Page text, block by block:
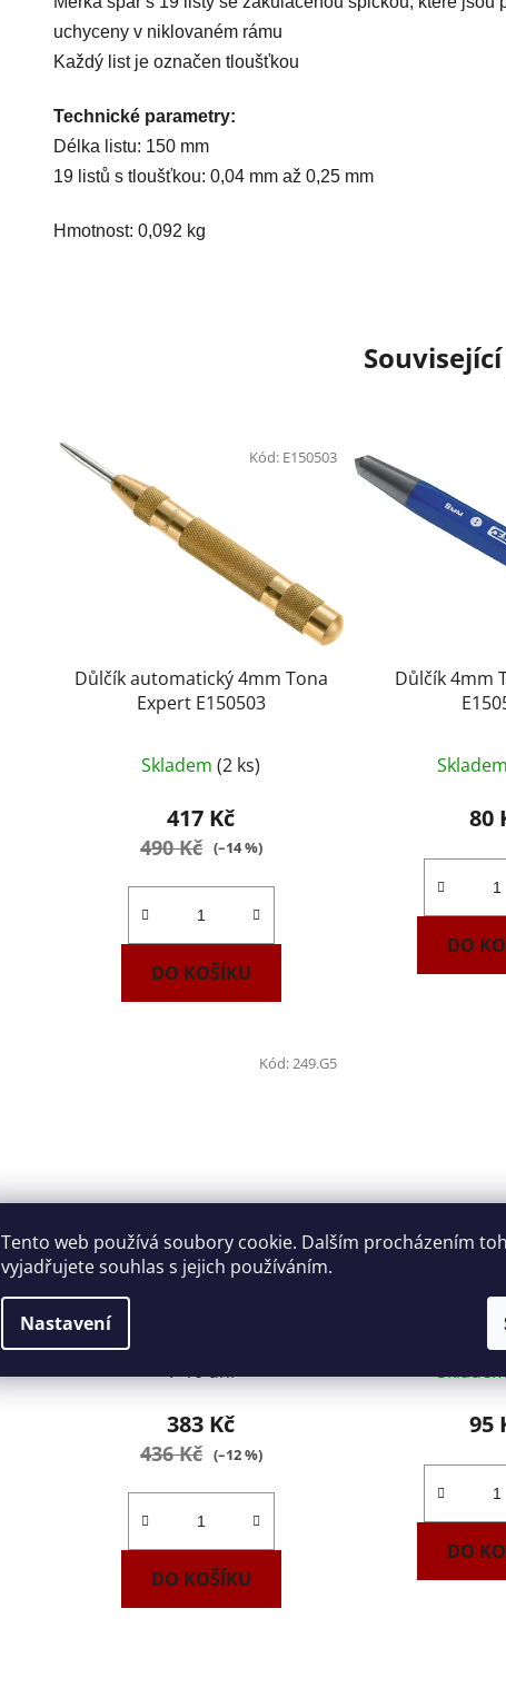
Tento web používá soubory cookie. Dalším procházením
vyjadřujete souhlas s jejich používáním.
Nastavení
uchyceny v niklovaném rámu
Každý list je označen tloušťkou
Technické parametry:
Délka listu: 150 mm
19 listů s tloušťkou: 0,04 mm až 0,25 mm
Hmotnost: 0,092 kg
Důlčík automatický 4mm Tona
Expert E150503
hodnocení
produktu
je
5
hvězdiček.
Skladem(2 ks)
417 Kč
490 Kč (–14 %)
DO KOŠÍKU
Kód: E150503
Důlčík 4mm
80
DO
Vyražeč odpružený s rukojetí
5mm FACOM 249.G5
7-10 dní
383 Kč
436 Kč (–12 %)
DO KOŠÍKU
Kód:249.G5
95
DO